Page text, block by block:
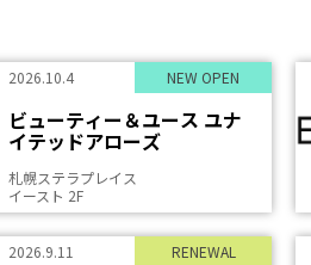
2026.10.4 NEW OPEN
ビューティー＆ユース ユナ
イテッドアローズ
札幌ステラプレイス
イースト 2F
2026.9.11 RENEWAL